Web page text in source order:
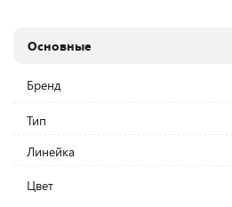
Основные
Бренд
Тип
Линейка
Цвет